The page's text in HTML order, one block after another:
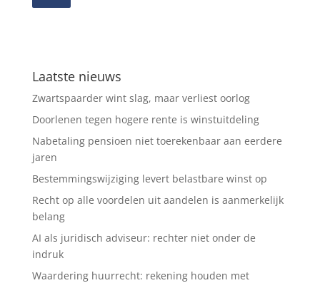
Laatste nieuws
Zwartspaarder wint slag, maar verliest oorlog
Doorlenen tegen hogere rente is winstuitdeling
Nabetaling pensioen niet toerekenbaar aan eerdere
jaren
Bestemmingswijziging levert belastbare winst op
Recht op alle voordelen uit aandelen is aanmerkelijk
belang
AI als juridisch adviseur: rechter niet onder de
indruk
Waardering huurrecht: rekening houden met